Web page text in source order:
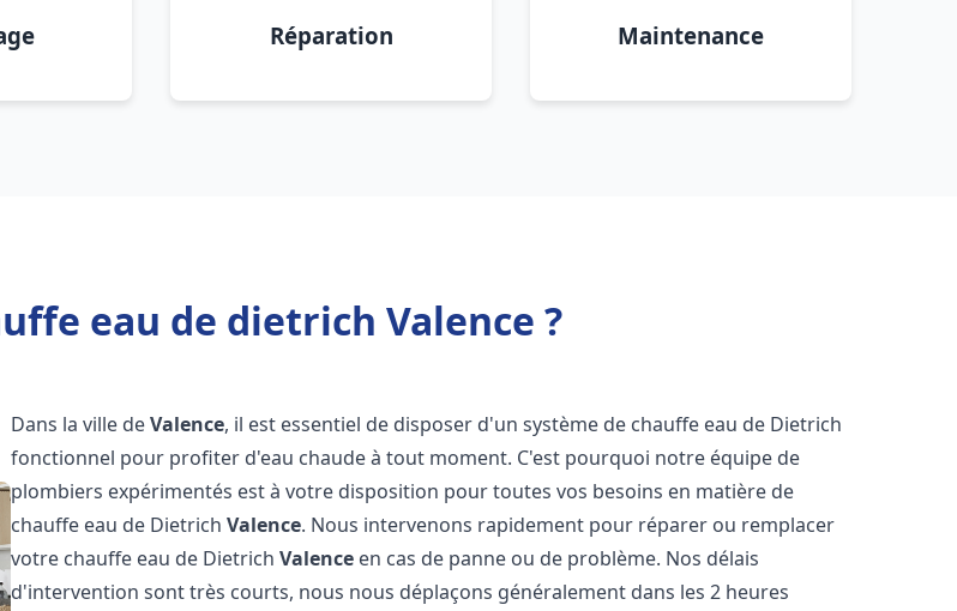
Réparation Maintenance
eau de dietrich Valence ?
Dans la ville deValence, il est essentiel de disposer d'un système de chauffe eau de Dietrich
fonctionnel pour profiter d'eau chaude à tout moment. C'est pourquoi notre équipe de
plombiers expérimentés est à votre disposition pour toutes vos besoins en matière de
chauffe eau de DietrichValence. Nous intervenons rapidement pour réparer ou remplacer
votre chauffe eau de DietrichValence en cas de panne ou de problème. Nos délais
d'intervention sont très courts, nous nous déplaçons généralement dans les 2 heures